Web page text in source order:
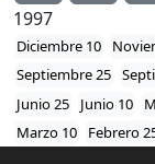
1997
Diciembre 10
Septiembre 25
Junio 25
Junio 10
Marzo 10
Febrero